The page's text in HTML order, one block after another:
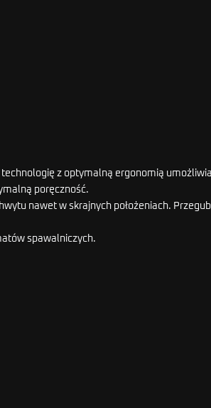
technologię z optymalną ergonomią
poręczność.
nawet w skrajnych położeniach.
spawalniczych.